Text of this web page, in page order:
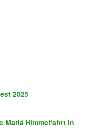
2025
Mariä Himmelfahrt in